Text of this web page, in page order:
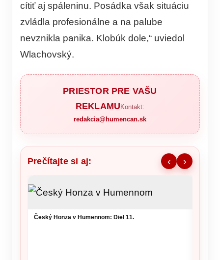
cítiť aj spáleninu. Posádka však situáciu
zvládla profesionálne a na palube
nevznikla panika. Klobúk dole,“ uviedol
Wlachovský.
PRIESTOR PRE VAŠU
REKLAMU Kontakt:
redakcia@humencan.sk
Prečítajte si aj: ‹ ›
Český Honza v Humennom: Diel 11.